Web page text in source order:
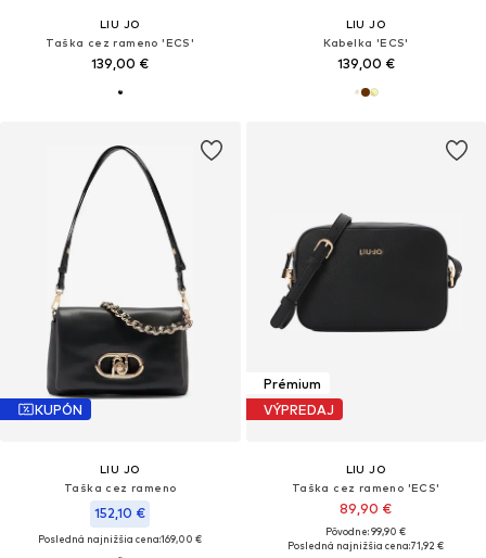
LIU JO
Taška cez rameno 'ECS'
139,00 €
LIU JO
Kabelka 'ECS'
139,00 €
KUPÓN
LIU JO
Taška cez rameno
152,10 €
Posledná najnižšia cena:169,00 €
Prémium
VÝPREDAJ
LIU JO
Taška cez rameno 'ECS'
89,90 €
Pôvodne: 99,90 €
Posledná najnižšia cena:71,92 €